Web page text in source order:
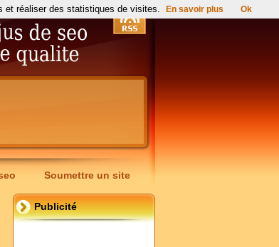
Soumettre un site
Publicité
et réaliser des statistiques de visites. En savoir plus Ok